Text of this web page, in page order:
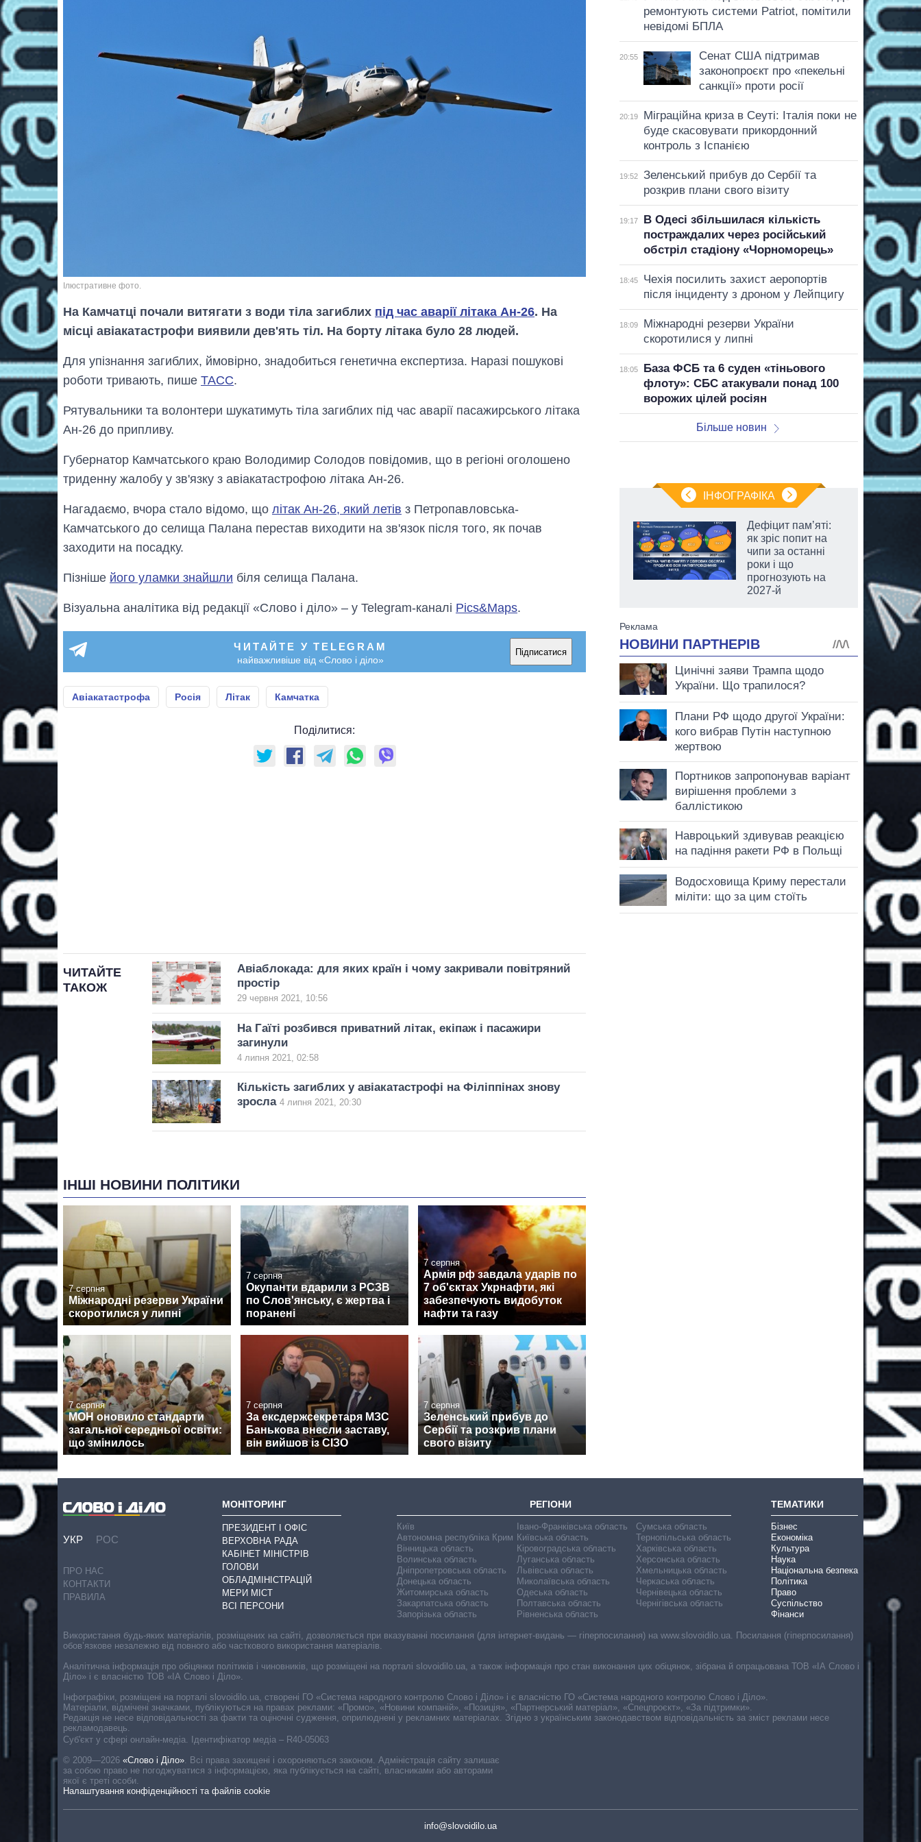
Ілюстративне фото.
На Камчатці почали витягати з води тіла загиблих під час аварії літака Ан-26. На
місці авіакатастрофи виявили дев'ять тіл. На борту літака було 28 людей.
Для упізнання загиблих, ймовірно, знадобиться генетична експертиза. Наразі пошукові
роботи тривають, пише ТАСС.
Рятувальники та волонтери шукатимуть тіла загиблих під час аварії пасажирського літака
Ан-26 до припливу.
Губернатор Камчатського краю Володимир Солодов повідомив, що в регіоні оголошено
триденну жалобу у зв'язку з авіакатастрофою літака Ан-26.
Нагадаємо, вчора стало відомо, що літак Ан-26, який летів з Петропавловська-
Камчатського до селища Палана перестав виходити на зв'язок після того, як почав
заходити на посадку.
Пізніше його уламки знайшли біля селища Палана.
Візуальна аналітика від редакції «Слово і діло» – у Telegram-каналі Pics&Maps.
ЧИТАЙТЕ У TELEGRAM
найважливіше від «Слово і діло»
Підписатися
Авіакатастрофа Росія Літак Камчатка
Поділитися:
ЧИТАЙТЕ
ТАКОЖ
Авіаблокада: для яких країн і чому закривали повітряний
простір
29 червня 2021, 10:56
На Гаїті розбився приватний літак, екіпаж і пасажири
загинули
4 липня 2021, 02:58
Кількість загиблих у авіакатастрофі на Філіппінах знову
зросла 4 липня 2021, 20:30
ІНШІ НОВИНИ ПОЛІТИКИ
7 серпня
Міжнародні резерви України
скоротилися у липні
7 серпня
Окупанти вдарили з РСЗВ
по Слов'янську, є жертва і
поранені
7 серпня
Армія рф завдала ударів по
7 об'єктах Укрнафти, які
забезпечують видобуток
нафти та газу
7 серпня
МОН оновило стандарти
загальної середньої освіти:
що змінилось
7 серпня
За ексдержсекретаря МЗС
Банькова внесли заставу,
він вийшов із СІЗО
7 серпня
Зеленський прибув до
Сербії та розкрив плани
свого візиту
ремонтують системи Patriot, помітили
невідомі БПЛА
20:55
Сенат США підтримав
законопроєкт про «пекельні
санкції» проти росії
20:19
Міграційна криза в Сеуті: Італія поки не
буде скасовувати прикордонний
контроль з Іспанією
19:52
Зеленський прибув до Сербії та
розкрив плани свого візиту
19:17
В Одесі збільшилася кількість
постраждалих через російський
обстріл стадіону «Чорноморець»
18:45
Чехія посилить захист аеропортів
після інциденту з дроном у Лейпцигу
18:09
Міжнародні резерви України
скоротилися у липні
18:05
База ФСБ та 6 суден «тіньового
флоту»: СБС атакували понад 100
ворожих цілей росіян
Більше новин
ІНФОГРАФІКА
Як за 10 років
Дефіцит пам’яті:
як зріс попит на
чипи за останні
роки і що
прогнозують на
2027-й
УКР РОС
ПРО НАС
КОНТАКТИ
ПРАВИЛА
МОНІТОРИНГ
ПРЕЗИДЕНТ І ОФІС
ВЕРХОВНА РАДА
КАБІНЕТ МІНІСТРІВ
ГОЛОВИ
ОБЛАДМІНІСТРАЦІЙ
МЕРИ МІСТ
ВСІ ПЕРСОНИ
РЕГІОНИ
Київ
Автономна республіка Крим
Вінницька область
Волинська область
Дніпропетровська область
Донецька область
Житомирська область
Закарпатська область
Запорізька область
Івано-Франківська область
Київська область
Кіровоградська область
Луганська область
Львівська область
Миколаївська область
Одеська область
Полтавська область
Рівненська область
Сумська область
Тернопільська область
Харківська область
Херсонська область
Хмельницька область
Черкаська область
Чернівецька область
Чернігівська область
ТЕМАТИКИ
Бізнес
Економіка
Культура
Наука
Національна безпека
Політика
Право
Суспільство
Фінанси
Cуб'єкт у сфері онлайн-медіа. Ідентифікатор медіа – R40-05063
© 2009—2026 «Слово і Діло» Всі права захищені і охороняються законом. Адміністрація сайту залишає
за собою право не погоджуватися з інформацією, яка публікується на сайті, власниками або авторами
якої є треті особи.
Налаштування конфіденційності та файлів cookie
info@slovoidilo.ua
Використання будь-яких матеріалів, розміщених на сайті, дозволяється при вказуванні посилання (для інтернет-видань — гіперпосилання) на www.slovoidilo.ua. Посилання (гіперпосилання)
обов’язкове незалежно від повного або часткового використання матеріалів.
Аналітична інформація про обіцянки політиків і чиновників, що розміщені на порталі slovoidilo.ua, а також інформація про стан виконання цих обіцянок, зібрана й опрацьована ТОВ «ІА Слово і
Діло» і є власністю ТОВ «ІА Слово і Діло».
Інфографіки, розміщені на порталі slovoidilo.ua, створені ГО «Система народного контролю Слово і Діло» і є власністю ГО «Система народного контролю Слово і Діло».
Матеріали, відмічені значками, публікуються на правах реклами: «Промо», «Новини компаній», «Позиція», «Партнерський матеріал», «Спецпроєкт», «За підтримки».
Редакція не несе відповідальності за факти та оціночні судження, оприлюднені у рекламних матеріалах. Згідно з українським законодавством відповідальність за зміст реклами несе
рекламодавець.